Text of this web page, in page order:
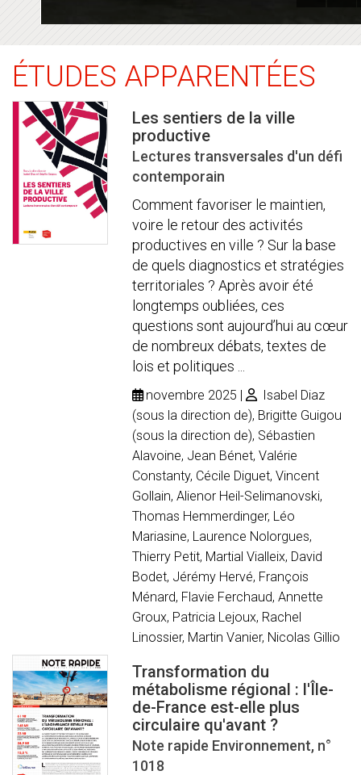
ÉTUDES APPARENTÉES
Les sentiers de la ville
productive
Lectures transversales d'un défi
contemporain
Comment favoriser le maintien,
voire le retour des activités
productives en ville ? Sur la base
de quels diagnostics et stratégies
territoriales ? Après avoir été
longtemps oubliées, ces
questions sont aujourd’hui au cœur
de nombreux débats, textes de
lois et politiques ...
novembre 2025
Isabel Diaz
(sous la direction de), Brigitte Guigou
(sous la direction de), Sébastien
Alavoine, Jean Bénet, Valérie
Constanty, Cécile Diguet, Vincent
Gollain, Alienor Heil-Selimanovski,
Thomas Hemmerdinger, Léo
Mariasine, Laurence Nolorgues,
Thierry Petit, Martial Vialleix, David
Bodet, Jérémy Hervé, François
Ménard, Flavie Ferchaud, Annette
Groux, Patricia Lejoux, Rachel
Linossier, Martin Vanier, Nicolas Gillio
Transformation du
métabolisme régional : l'Île-
de-France est-elle plus
circulaire qu'avant ?
Note rapide Environnement, n°
1018